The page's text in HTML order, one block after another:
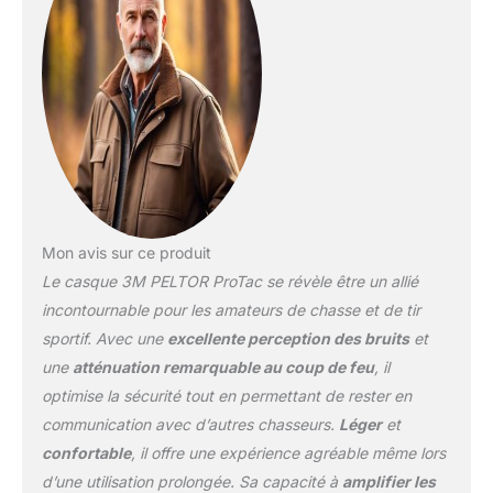
pour les bruits ambiants
aide à protéger contre les
bruits d'impact nocifs,
tout en permettant aux
sons ambiants d'être
entendus Entrée stéréo
3,5 mm pour écoute
uniquement pour la
connexion à des
une radio de
communication
bidirectionnelle
Augmente votre capacité
à communiquer avec les
autres à proximité ainsi
que votre capacité à
entendre des sons plus
faibles Système de menu
Mon avis sur ce produit
Le casque 3M PELTOR ProTac se révèle être un allié
incontournable pour les amateurs de chasse et de tir
sportif. Avec une excellente perception des bruitset
une atténuation remarquable au coup de feu, il
optimise la sécurité tout en permettant de rester en
communication avec d’autres chasseurs. Légeret
confortable, il offre une expérience agréable même lors
d’une utilisation prolongée. Sa capacité à amplifier les